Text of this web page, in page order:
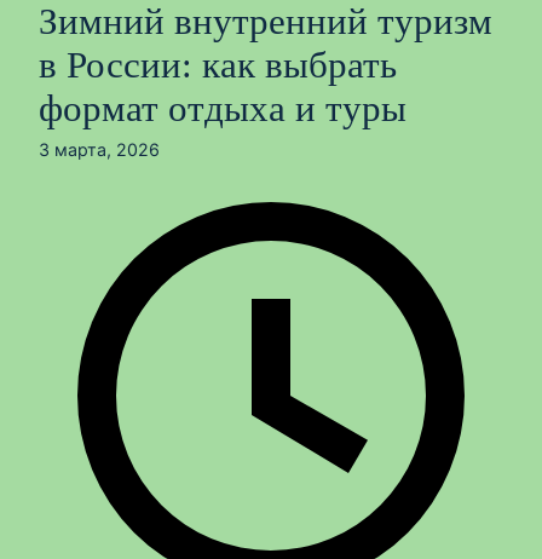
Зимний внутренний туризм
в России: как выбрать
формат отдыха и туры
3 марта, 2026